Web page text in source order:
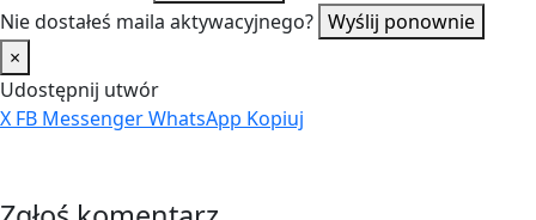
Nie dostałeś maila aktywacyjnego? Wyślij ponownie
×
Udostępnij utwór
X FB MessengerWhatsApp Kopiuj